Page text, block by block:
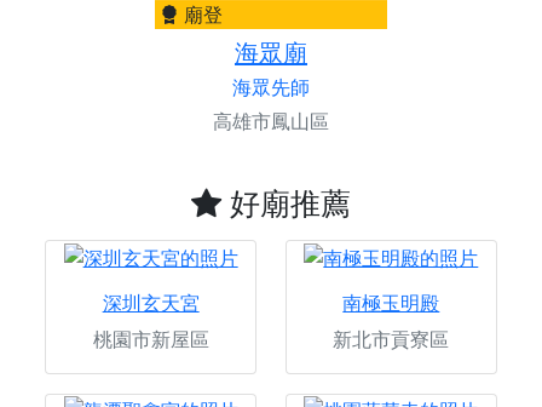
廟登
海眾廟
海眾先師
高雄市鳳山區
好廟推薦
深圳玄天宮
桃園市新屋區
南極玉明殿
新北市貢寮區